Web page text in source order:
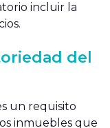
incluir la
del
un requisito
inmuebles que